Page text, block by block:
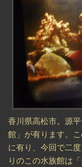
香川県高松市。源
館」が有ります。
に有り、今回で二
りのこの水族館は